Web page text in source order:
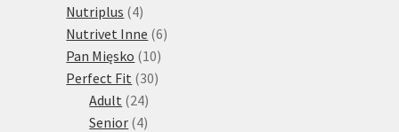
Nutriplus 44
produkty
Nutrivet Inne 66
Pan Mięsko 1010
produktů
Perfect Fit 3030
Adult 2424
produktů
Senior 44